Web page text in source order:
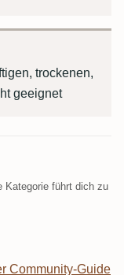
trockenen,
geeignet
Kategorie führt dich zu
Community-Guide